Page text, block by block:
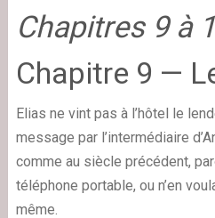
Chapitres 9 à
Chapitre 9 —
Elias ne vint pas à l’hôtel le
message par l’intermédiaire
comme au siècle précédent,
téléphone portable, ou n’en
même.